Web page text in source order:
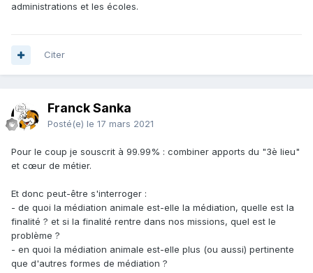
administrations et les écoles.
Citer
Franck Sanka
Posté(e) le 17 mars 2021
Pour le coup je souscrit à 99.99% : combiner apports du "3è lieu"
et cœur de métier.
Et donc peut-être s'interroger :
- de quoi la médiation animale est-elle la médiation, quelle est la
finalité ? et si la finalité rentre dans nos missions, quel est le
problème ?
- en quoi la médiation animale est-elle plus (ou aussi) pertinente
que d'autres formes de médiation ?